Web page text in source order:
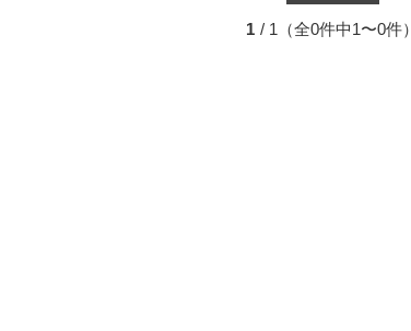
1 / 1（全0件中1〜0件）